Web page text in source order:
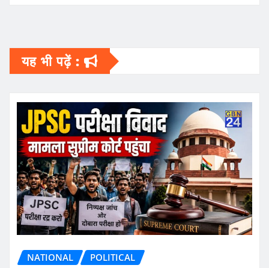
यह भी पढ़ें :
NATIONAL POLITICAL